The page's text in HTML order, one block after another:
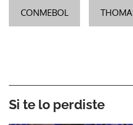
CONMEBOL
Si te lo perdiste